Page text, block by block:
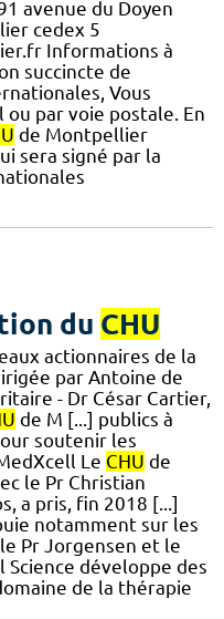
avenue du Doyen
cedex 5
Informations à
succincte de
Vous
par voie postale. En
de Montpellier
sera signé par la
du CHU
actionnaires de la
par Antoine de
- Dr César Cartier,
de M [...] publics à
soutenir les
Le CHU de
le Pr Christian
a pris, fin 2018 [...]
notamment sur les
Pr Jorgensen et le
développe des
de la thérapie